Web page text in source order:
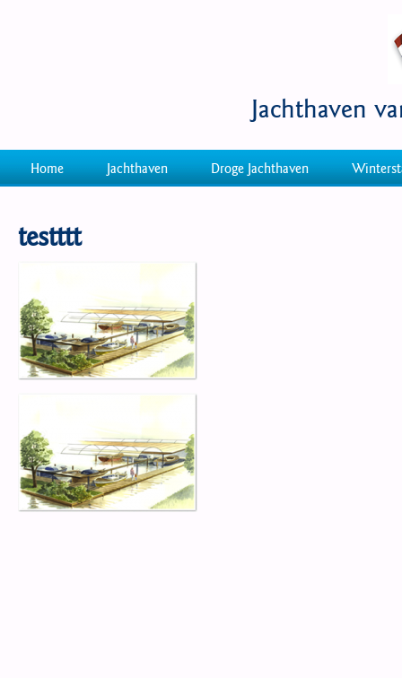
Jachthaven
Home Jachthaven Droge Jachthaven
testttt